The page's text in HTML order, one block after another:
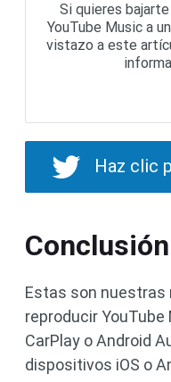
Si quieres
YouTube Music a
vistazo a este
Haz clic
Conclusión
Estas son nuestras
reproducir
CarPlay o Android
dispositivos iOS o